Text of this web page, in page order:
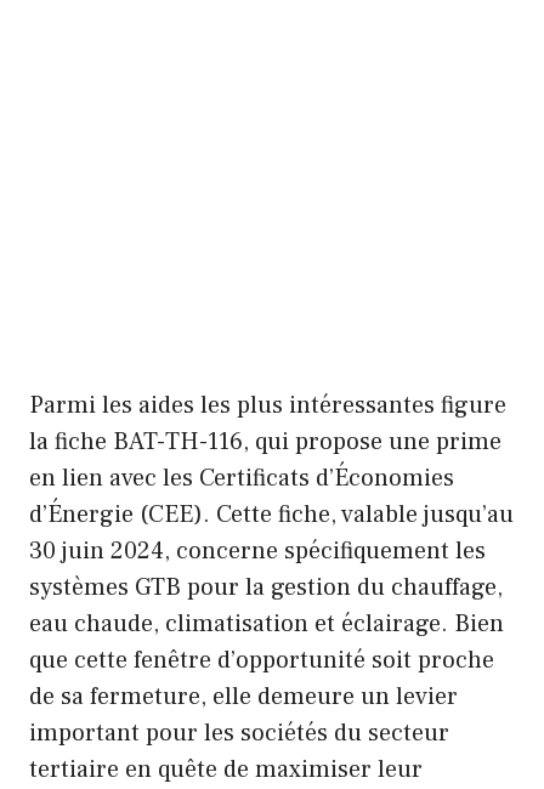
Parmi les aides les plus intéressantes figure
la fiche BAT-TH-116, qui propose une prime
en lien avec les Certificats d’Économies
d’Énergie (CEE). Cette fiche, valable jusqu’au
30 juin 2024, concerne spécifiquement les
systèmes GTB pour la gestion du chauffage,
eau chaude, climatisation et éclairage. Bien
que cette fenêtre d’opportunité soit proche
de sa fermeture, elle demeure un levier
important pour les sociétés du secteur
tertiaire en quête de maximiser leur